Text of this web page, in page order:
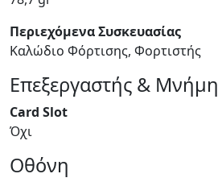
Περιεχόμενα Συσκευασίας
Καλώδιο Φόρτισης, Φορτιστής
Επεξεργαστής & Μνήμη
Card Slot
Όχι
Οθόνη